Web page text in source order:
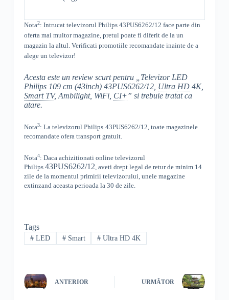
Nota2: Intrucat televizorul Philips 43PUS6262/12 face parte din
oferta mai multor magazine, pretul poate fi diferit de la un
magazin la altul. Verificati promotiile recomandate inainte de a
alege un televizor!
Acesta este un review scurt pentru „Televizor LED
Philips 109 cm (43inch) 43PUS6262/12, Ultra HD4K,
Smart TV, Ambilight, WiFi, CI+” si trebuie tratat ca
atare.
Nota3: La televizorul Philips 43PUS6262/12, toatemagazinele
recomandate ofera transport gratuit.
Nota4: Daca achizitionati online televizorul
Philips 43PUS6262/12,aveti drept legal de retur de minim 14
zile de la momentul primirii televizorului, unele magazine
extinzand aceasta perioada la 30 de zile.
Tags
#LED #Smart # Ultra HD 4K
ANTERIOR URMĂTOR